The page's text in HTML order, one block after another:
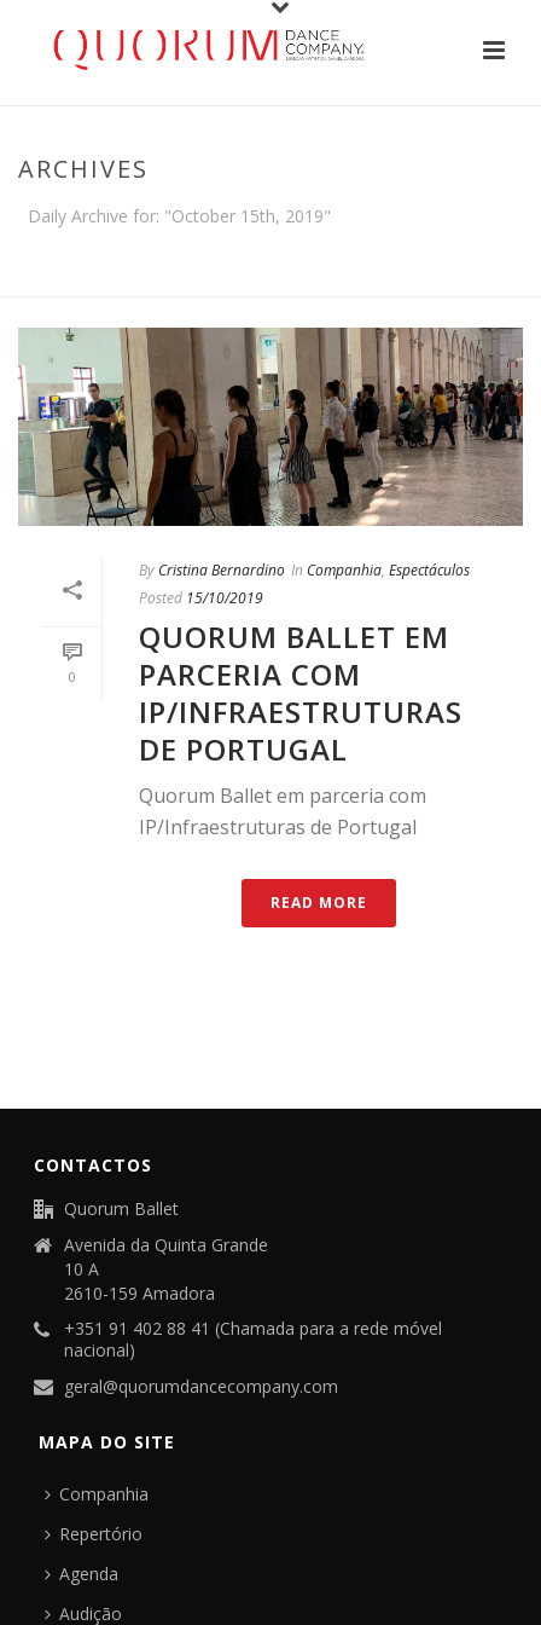
ARCHIVES
Daily Archive for: "October 15th, 2019"
0
By Cristina Bernardino In Companhia, Espectáculos
Posted 15/10/2019
QUORUM BALLET EM
PARCERIA COM
IP/INFRAESTRUTURAS
DE PORTUGAL
Quorum Ballet em parceria com
IP/Infraestruturas de Portugal
READ MORE
CONTACTOS
Quorum Ballet
Avenida da Quinta Grande
10 A
2610-159 Amadora
+351 91 402 88 41 (Chamada para a rede móvel
nacional)
geral@quorumdancecompany.com
MAPA DO SITE
Companhia
Repertório
Agenda
Audição